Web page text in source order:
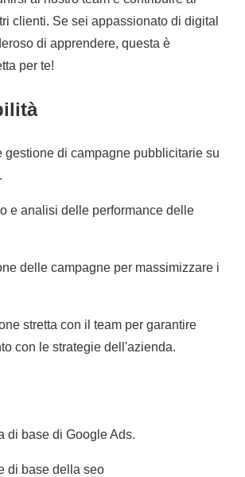
clienti. Se sei appassionato di digital
di apprendere, questa è
per te!
gestione di campagne pubblicitarie su
e analisi delle performance delle
delle campagne per massimizzare i
stretta con il team per garantire
con le strategie dell'azienda.
di base di Google Ads.
di base della seo